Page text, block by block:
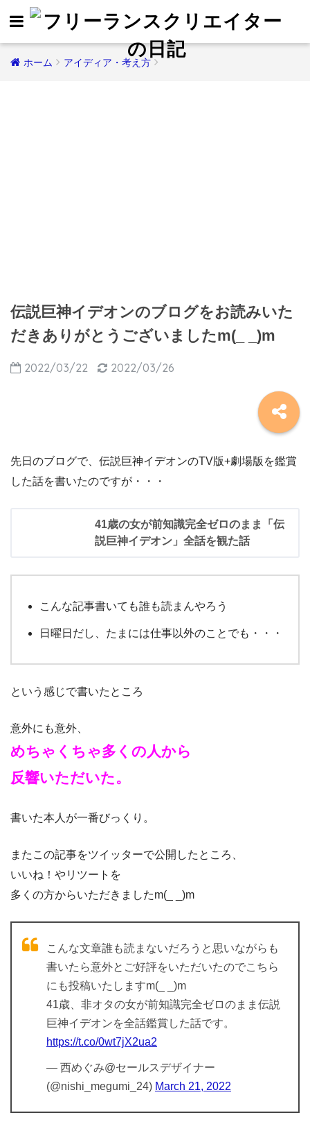
ホーム アイディア・考え方
伝説巨神イデオンのブログをお読みいた
だきありがとうございましたm(_ _)m
2022/03/22 2022/03/26
先日のブログで、伝説巨神イデオンのTV版+劇場版を鑑賞
した話を書いたのですが・・・
41歳の女が前知識完全ゼロのまま「伝
説巨神イデオン」全話を観た話
こんな記事書いても誰も読まんやろう
日曜日だし、たまには仕事以外のことでも・・・
という感じで書いたところ
意外にも意外、
めちゃくちゃ多くの人から
反響いただいた。
書いた本人が一番びっくり。
またこの記事をツイッターで公開したところ、
いいね！やリツートを
多くの方からいただきましたm(_ _)m
こんな文章誰も読まないだろうと思いながらも
書いたら意外とご好評をいただいたのでこちら
にも投稿いたしますm(_ _)m
41歳、非オタの女が前知識完全ゼロのまま伝説
巨神イデオンを全話鑑賞した話です。
https://t.co/0wt7jX2ua2
— 西めぐみ@セールスデザイナー
(@nishi_megumi_24) March 21, 2022